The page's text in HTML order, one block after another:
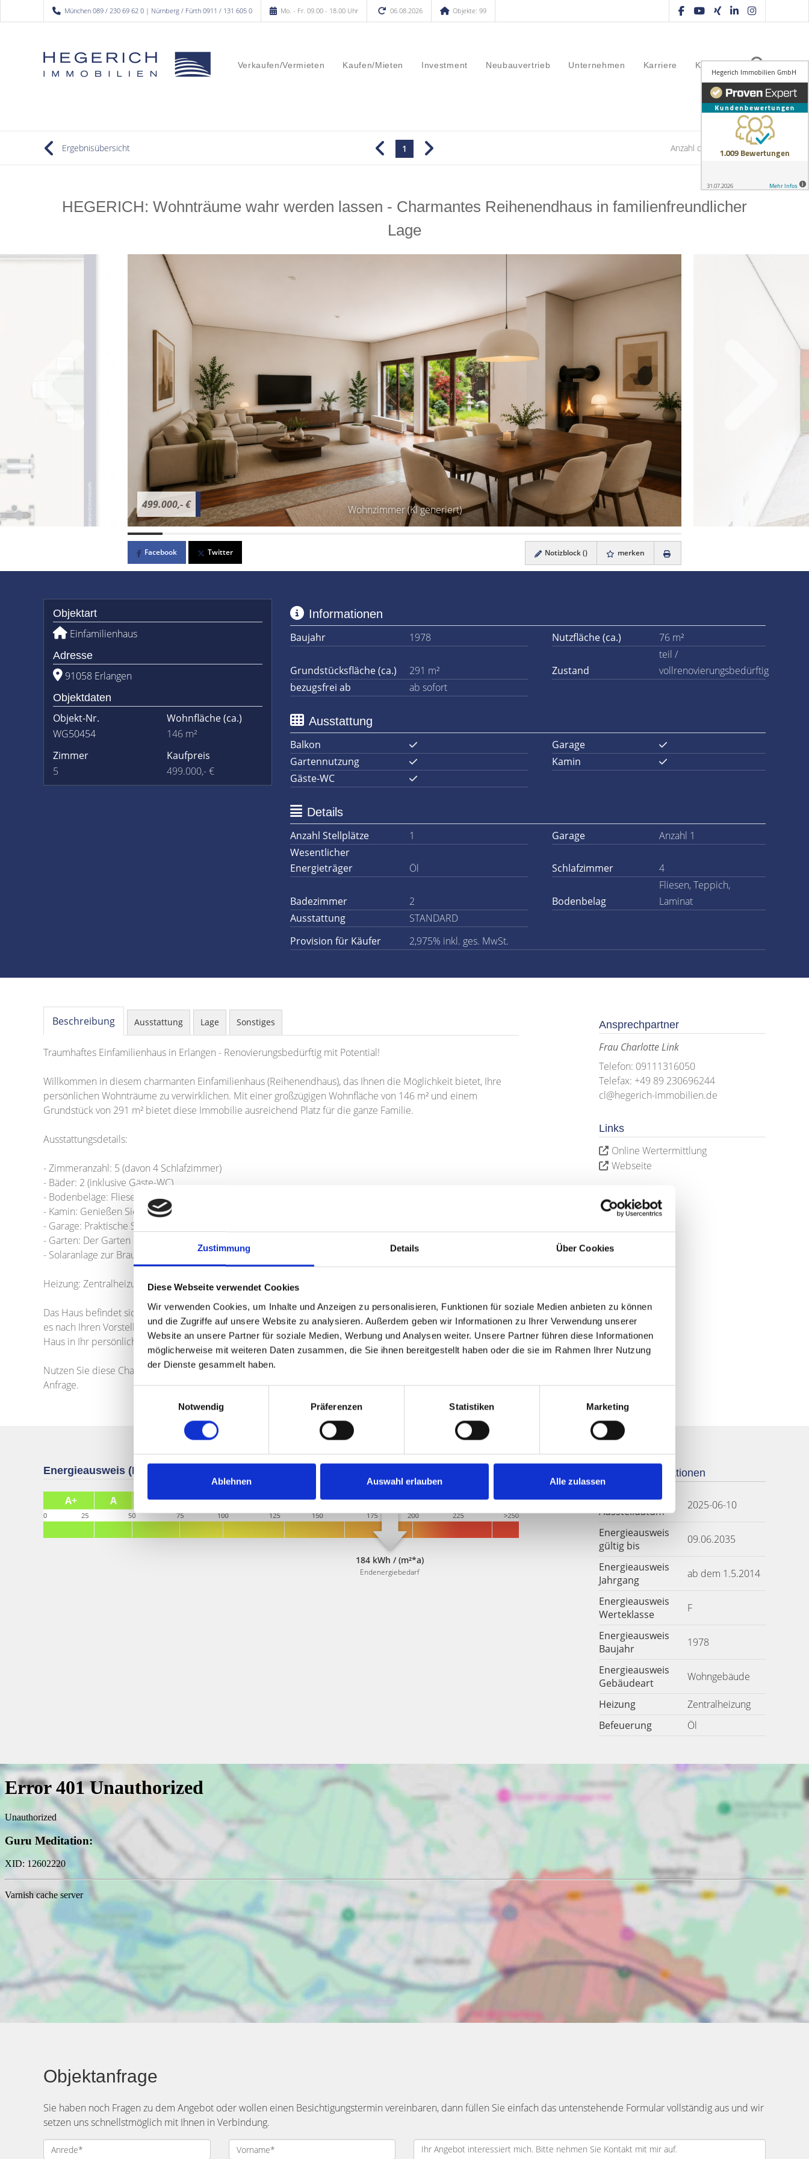
Zustimmung Details Über Cookies
Diese Webseite verwendet Cookies
Wir verwenden Cookies, um Inhalte und Anzeigen zu personalisieren, Funktionen für soziale Medien anbieten zu können
und die Zugriffe auf unsere Website zu analysieren. Außerdem geben wir Informationen zu Ihrer Verwendung unserer
Website an unsere Partner für soziale Medien, Werbung und Analysen weiter. Unsere Partner führen diese Informationen
möglicherweise mit weiteren Daten zusammen, die Sie ihnen bereitgestellt haben oder die sie im Rahmen Ihrer Nutzung
der Dienste gesammelt haben.
Notwendig
Präferenzen Statistiken Marketing
Ablehnen Auswahl erlauben Alle zulassen
München 089 / 230 69 62 0 | Nürnberg / Fürth 0911 / 131 605 0 Mo. - Fr. 09.00 - 18.00 Uhr 06.08.2026 Objekte: 99
Verkaufen/Vermieten Kaufen/Mieten Investment Neubauvertrieb Unternehmen Karriere Kontakt
Ergebnisübersicht 1 Anzahl der Objekte: 1 | 1
HEGERICH: Wohnträume wahr werden lassen - Charmantes Reihenendhaus in familienfreundlicher
Lage
Wohnzimmer (KI generiert)
499.000,- €
Facebook Twitter Notizblock () merken
Objektart
Einfamilienhaus
Adresse
91058 Erlangen
Objektdaten
Objekt-Nr.
WG50454
Wohnfläche(ca.)
146 m²
Zimmer
5
Kaufpreis
499.000,- €
Informationen
Baujahr
1978 Nutzfläche (ca.) 76 m²
Grundstücksfläche (ca.) 291 m² Zustand
teil /
vollrenovierungsbedürftig
bezugsfrei ab
ab sofort
Ausstattung
Balkon
Garage
Gartennutzung
Kamin
Gäste-WC
Details
Anzahl Stellplätze
1 Garage
Anzahl 1
Wesentlicher
Energieträger
Öl Schlafzimmer 4
Badezimmer 2 Bodenbelag
Fliesen, Teppich,
Laminat
Ausstattung
STANDARD
Provision für Käufer
2,975% inkl. ges. MwSt.
Beschreibung Ausstattung Lage Sonstiges
Traumhaftes Einfamilienhaus in Erlangen - Renovierungsbedürftig mit Potential!
Willkommen in diesem charmanten Einfamilienhaus (Reihenendhaus), das Ihnen die Möglichkeit bietet, Ihre
persönlichen Wohnträume zu verwirklichen. Mit einer großzügigen Wohnfläche von 146 m² und einem
Grundstück von 291 m² bietet diese Immobilie ausreichend Platz für die ganze Familie.
Ausstattungsdetails:
- Zimmeranzahl: 5 (davon 4 Schlafzimmer)
- Bäder: 2 (inklusive Gäste-WC)
- Bodenbeläge: Fliesen, Teppichboden und Laminat sorgen für eine angenehme Wohnatmosphäre.
- Kamin: Genießen Sie entspannte Abende am Kamin und schaffen Sie sich eine gemütliche Wohlfühloase.
- Garage: Praktische Stellfläche für Ihr Fahrzeug.
- Garten: Der Garten bietet Platz für Entspannung und Freizeitaktivitäten.
- Solaranlage zur Brauchwassererwärmung und Heizungsunterstützung
Heizung: Zentralheizung aus 2005 (Öl)
Das Haus befindet sich in einem teilweise renovierungsbedürftigen Zustand und bietet Ihnen die Möglichkeit,
es nach Ihren Vorstellungen zu gestalten. Lassen Sie Ihrer Kreativität freien Lauf und verwandeln Sie dieses
Haus in Ihr persönliches Zuhause!
Nutzen Sie diese Chance und vereinbaren Sie noch heute einen Besichtigungstermin! Wir freuen uns auf Ihre
Anfrage.
Ansprechpartner
Frau Charlotte Link
Telefon: 09111316050
Telefax: +49 89 230696244
cl@hegerich-immobilien.de
Links
Online Wertermittlung
Webseite
Energieausweis (Bedarfsausweis)
184 kWh / (m²*a)
Endenergiebedarf
Weitere Informationen
Energieausweis
Ausstelldatum
2025-06-10
Energieausweis
gültig bis
09.06.2035
Energieausweis
Jahrgang
ab dem 1.5.2014
Energieausweis
Werteklasse
F
Energieausweis
Baujahr
1978
Energieausweis
Gebäudeart
Wohngebäude
Heizung
Zentralheizung
Befeuerung
Öl
Objektanfrage
Sie haben noch Fragen zu dem Angebot oder wollen einen Besichtigungstermin vereinbaren, dann füllen Sie einfach das untenstehende Formular vollständig aus und wir
setzen uns schnellstmöglich mit Ihnen in Verbindung.